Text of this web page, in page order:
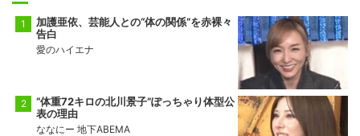
加護亜依、芸能人との“体の関係”を赤裸々
告白
愛のハイエナ
“体重72キロの北川景子”ぽっちゃり体型公
表の理由
ななにー 地下ABEMA